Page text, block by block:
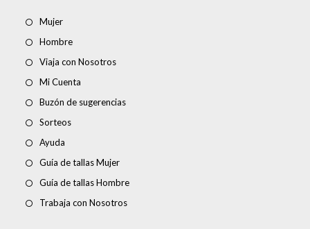
Mujer
Hombre
Viaja con Nosotros
Mi Cuenta
Buzón de sugerencias
Sorteos
Ayuda
Guía de tallas Mujer
Guía de tallas Hombre
Trabaja con Nosotros